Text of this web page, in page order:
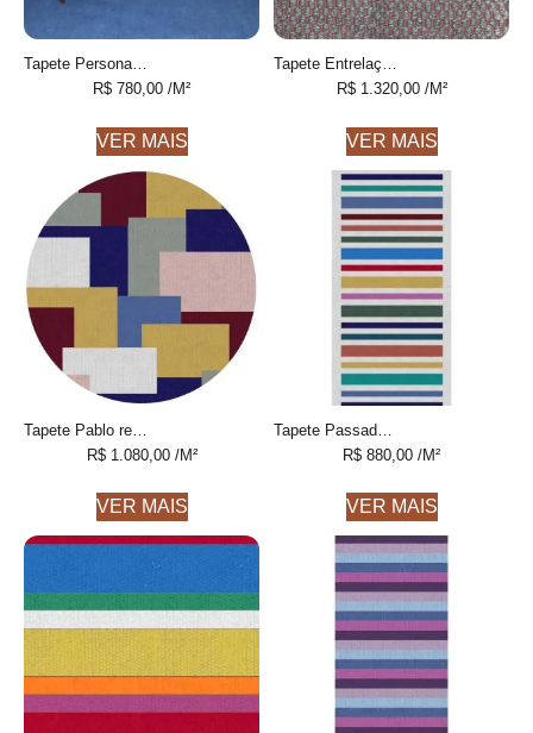
Tapete Personalizável Liso feito à mão, 100% algodão reciclado
R$ 780,00 /M²
VER MAIS
Tapete Entrelaço 13 Cinza e Telha, feito à mão COM FIOS DE PET E ALGODÃO RECICLADO
R$1.320,00/M²
VER MAIS
R$1.080,00/M²
VER MAIS
R$ 880,00 /M²
VER MAIS